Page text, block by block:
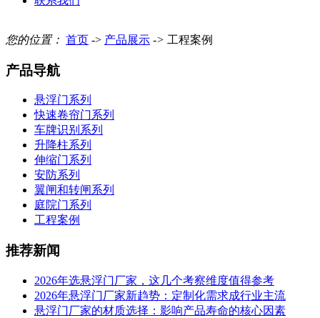
您的位置： 首页 -> 产品展示 -> 工程案例
产品导航
悬浮门系列
快速卷帘门系列
车牌识别系列
升降柱系列
伸缩门系列
安防系列
翼闸和转闸系列
庭院门系列
工程案例
推荐新闻
2026年选悬浮门厂家，这几个考察维度值得参考
2026年悬浮门厂家新趋势：定制化需求成行业主流
悬浮门厂家的材质选择：影响产品寿命的核心因素